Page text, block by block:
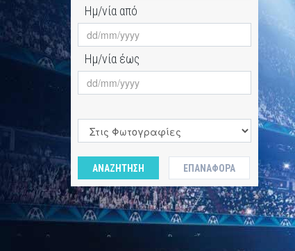
Ημ/νία από
Ημ/νία έως
ΑΝΑΖΗΤΗΣΗ ΕΠΑΝΑΦΟΡΆ